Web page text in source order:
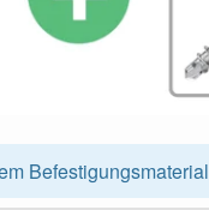
Befestigungsmaterial